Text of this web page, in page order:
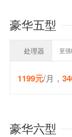
豪华五型
处理器 至
1199元/月，
豪华六型